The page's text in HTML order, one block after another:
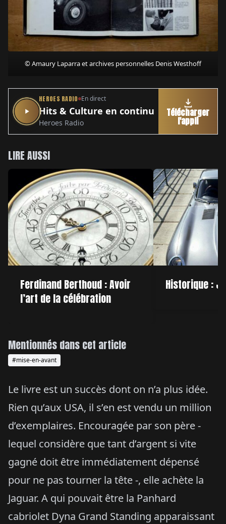
© Amaury Laparra et archives personnelles Denis Westhoff
Le livre est un succès dont on n’a plus idée.
Rien qu’aux USA, il s’en est vendu un million
d’exemplaires. Encouragée par son père -
lequel considère que tant d’argent si vite
gagné doit être immédiatement dépensé
pour ne pas tourner la tête -, elle achète la
Jaguar. A qui pouvait être la Panhard
cabriolet Dyna Grand Standing apparaissant
HEROES RADIO En direct
Hits & Culture en continu
Heroes Radio
Télécharger
l'appli
Mentionnés dans cet article
#mise-en-avant
LIRE AUSSI
Ferdinand Berthoud : Avoir
l’art de la célébration
Historique :